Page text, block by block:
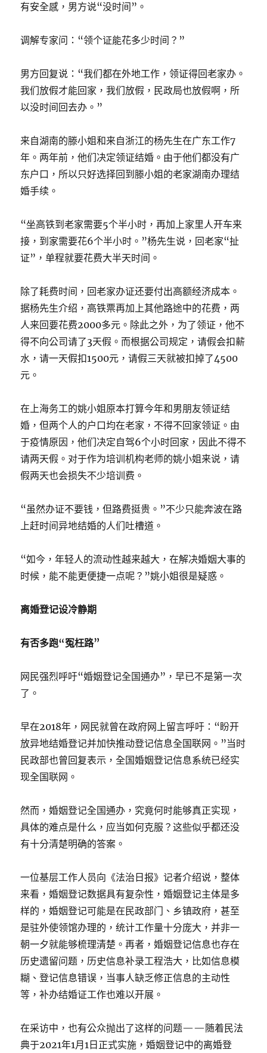
有安全感，男方说“没时间”。
调解专家问：“领个证能花多少时间？”
男方回复说：“我们都在外地工作，领证得回老家办。
我们放假才能回家，我们放假，民政局也放假啊，所
以没时间回去办。”
来自湖南的滕小姐和来自浙江的杨先生在广东工作7
年。两年前，他们决定领证结婚。由于他们都没有广
东户口，所以只好选择回到滕小姐的老家湖南办理结
婚手续。
“坐高铁到老家需要5个半小时，再加上家里人开车来
接，到家需要花6个半小时。”杨先生说，回老家“扯
证”，单程就要花费大半天时间。
除了耗费时间，回老家办证还要付出高额经济成本。
据杨先生介绍，高铁票再加上其他路途中的花费，两
人来回要花费2000多元。除此之外，为了领证，他不
得不向公司请了3天假。而根据公司规定，请假会扣薪
水，请一天假扣1500元，请假三天就被扣掉了4500
元。
在上海务工的姚小姐原本打算今年和男朋友领证结
婚，但两个人的户口均在老家，不得不回家领证。由
于疫情原因，他们决定自驾6个小时回家，因此不得不
请两天假。对于作为培训机构老师的姚小姐来说，请
假两天也会损失不少培训费。
“虽然办证不要钱，但路费挺贵。”不少只能奔波在路
上赶时间异地结婚的人们吐槽道。
“如今，年轻人的流动性越来越大，在解决婚姻大事的
时候，能不能更便捷一点呢？”姚小姐很是疑惑。
离婚登记设冷静期
有否多跑“冤枉路”
网民强烈呼吁“婚姻登记全国通办”，早已不是第一次
了。
早在2018年，网民就曾在政府网上留言呼吁：“盼开
放异地结婚登记并加快推动登记信息全国联网。”当时
民政部也曾回复表示，全国婚姻登记信息系统已经实
现全国联网。
然而，婚姻登记全国通办，究竟何时能够真正实现，
具体的难点是什么，应当如何克服？这些似乎都还没
有十分清楚明确的答案。
一位基层工作人员向《法治日报》记者介绍说，整体
来看，婚姻登记数据具有复杂性，婚姻登记主体是多
样的，婚姻登记可能是在民政部门、乡镇政府，甚至
是驻外使领馆办理的，统计工作量十分庞大，并非一
朝一夕就能够梳理清楚。再者，婚姻登记信息也存在
历史遗留问题，历史信息补录工程浩大，比如信息模
糊、登记信息错误，当事人缺乏修正信息的主动性
等，补办结婚证工作也难以开展。
在采访中，也有公众抛出了这样的问题——随着民法
典于2021年1月1日正式实施，婚姻登记中的离婚登